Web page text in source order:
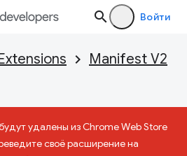
Войти
Manifest V2
удалены из Chrome Web Store
своё расширение на